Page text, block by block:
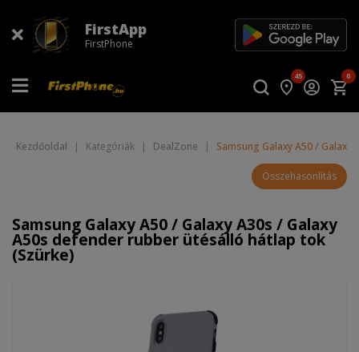
FirstApp
FirstPhone
45 0
Kezdőoldal | Kategóriák | DealZone | Samsung Galaxy A50 /
Összehasonlítás
Samsung Galaxy A50 / Galaxy A30s / Galaxy
A50s defender rubber ütésálló hátlap tok
(Szürke)